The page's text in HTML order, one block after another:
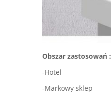
Obszar zastosowań :
-Hotel
-Markowy sklep